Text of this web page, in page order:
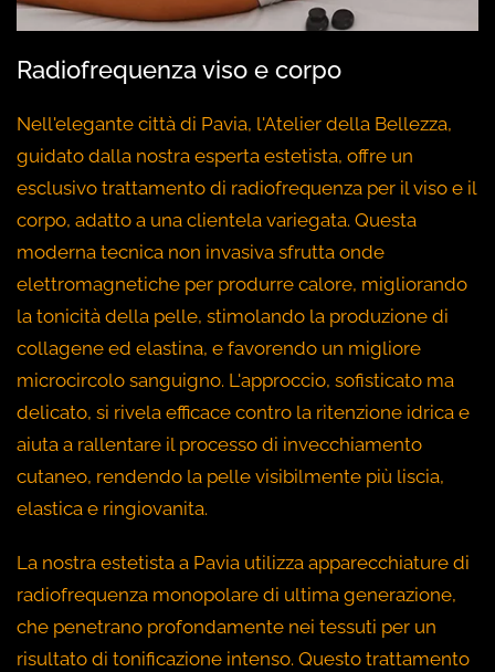
Radiofrequenza viso e corpo
Nell'elegante città di Pavia, l'Atelier della Bellezza,
guidato dalla nostra esperta estetista, offre un
esclusivo trattamento di radiofrequenza per il viso e il
corpo, adatto a una clientela variegata. Questa
moderna tecnica non invasiva sfrutta onde
elettromagnetiche per produrre calore, migliorando
la tonicità della pelle, stimolando la produzione di
collagene ed elastina, e favorendo un migliore
microcircolo sanguigno. L'approccio, sofisticato ma
delicato, si rivela efficace contro la ritenzione idrica e
aiuta a rallentare il processo di invecchiamento
cutaneo, rendendo la pelle visibilmente più liscia,
elastica e ringiovanita.
La nostra estetista a Pavia utilizza apparecchiature di
radiofrequenza monopolare di ultima generazione,
che penetrano profondamente nei tessuti per un
risultato di tonificazione intenso. Questo trattamento